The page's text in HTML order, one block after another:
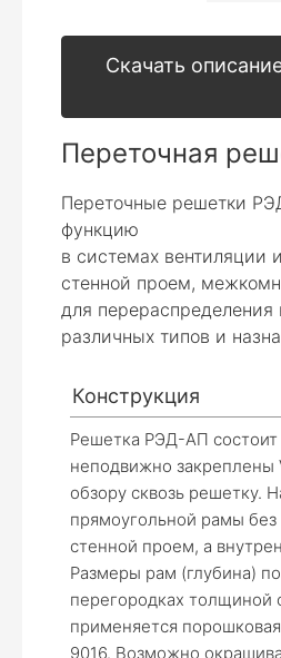
Скачать
Переточная
Переточные решетки
функцию
в системах вентиляции
стенной проем,
для
различных типов и
Конструкция
Решетка РЭД-АП состоит
неподвижно
обзору сквозь решетку.
прямоугольной рамы
стенной проем, а
Размеры рам (глубина)
перегородках толщиной
применяется
9016. Возможно